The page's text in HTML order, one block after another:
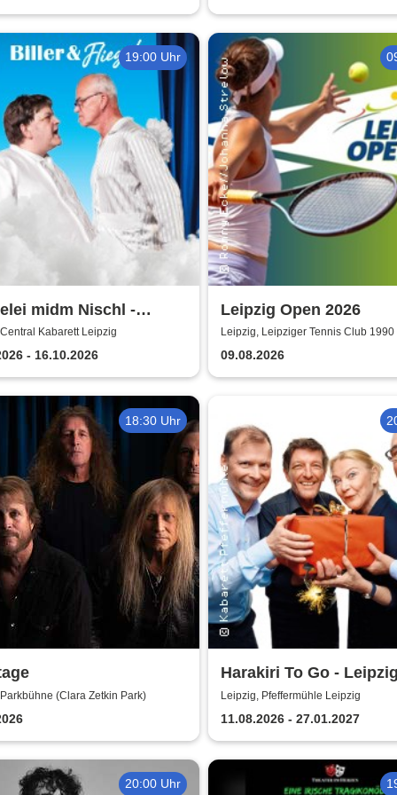
19:00 Uhr
midm Nischl -
Kabarett Leipzig
Kabarett Leipzig
- 16.10.2026
Leipzig Open 2026
Leipzig, Leipziger Tennis Club 1990
09.08.2026
18:30 Uhr
(Clara Zetkin Park)
Harakiri To Go -
Pfeffermühle
Leipzig, Pfeffermühle Leipzig
11.08.2026 - 27.01.2027
20:00 Uhr